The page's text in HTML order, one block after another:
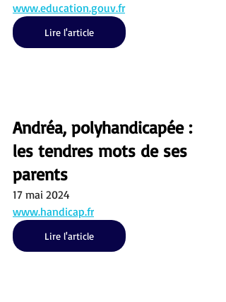
www.education.gouv.fr
Lire l'article
Andréa, polyhandicapée :
les tendres mots de ses
parents
17 mai 2024
www.handicap.fr
Lire l'article